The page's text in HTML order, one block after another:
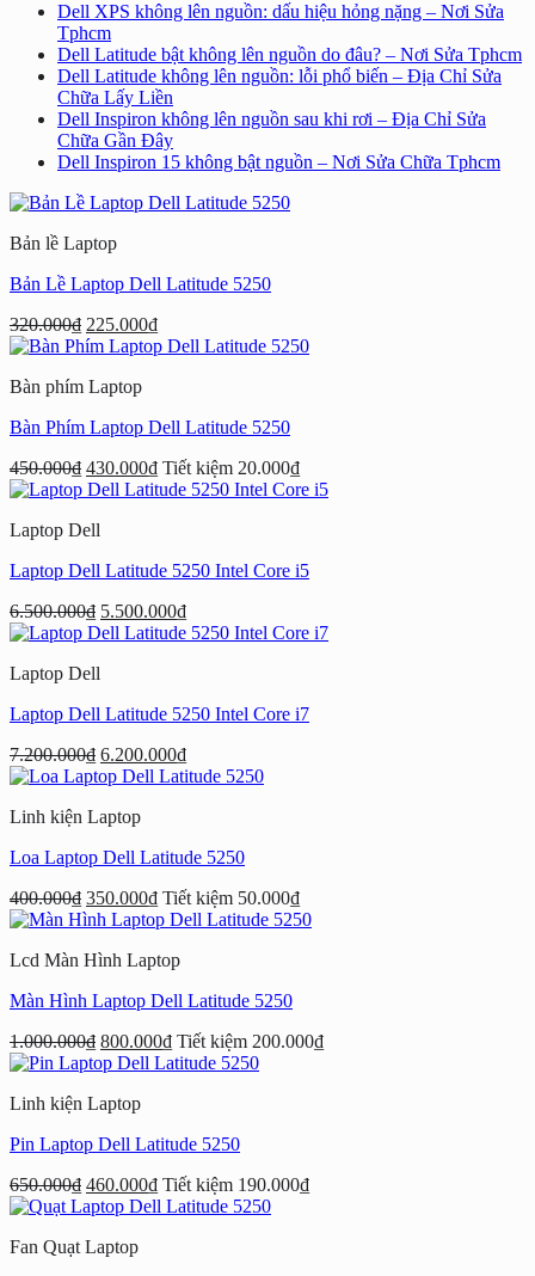
Dell XPS không lên nguồn: dấu hiệu hỏng nặng – Nơi Sửa
Tphcm
Dell Latitude bật không lên nguồn do đâu? – Nơi Sửa Tphcm
Dell Latitude không lên nguồn: lỗi phổ biến – Địa Chỉ Sửa
Chữa Lấy Liền
Dell Inspiron không lên nguồn sau khi rơi – Địa Chỉ Sửa
Chữa Gần Đây
Dell Inspiron 15 không bật nguồn – Nơi Sửa Chữa Tphcm
Bản lề Laptop
Bản Lề Laptop Dell Latitude 5250
320.000₫ Giá
gốc
320.000₫.
225.000₫Giá
hiện
Bàn phím Laptop
Bàn Phím Laptop Dell Latitude 5250
450.000₫ 430.000₫ Tiết kiệm 20.000₫
Laptop Dell
Laptop Dell Latitude 5250 Intel Core i5
6.500.000₫ Giá
gốc
6.500.000₫.
5.500.000₫Giá
hiện
Laptop Dell
Laptop Dell Latitude 5250 Intel Core i7
7.200.000₫ Giá
gốc
7.200.000₫.
6.200.000₫Giá
hiện
Linh kiện Laptop
Loa Laptop Dell Latitude 5250
400.000₫ 350.000₫ Tiết kiệm 50.000₫
Lcd Màn Hình Laptop
Màn Hình Laptop Dell Latitude 5250
1.000.000₫ 800.000₫ Tiết kiệm 200.000₫
Linh kiện Laptop
Pin Laptop Dell Latitude 5250
650.000₫ 460.000₫ Tiết kiệm 190.000₫
Fan Quạt Laptop